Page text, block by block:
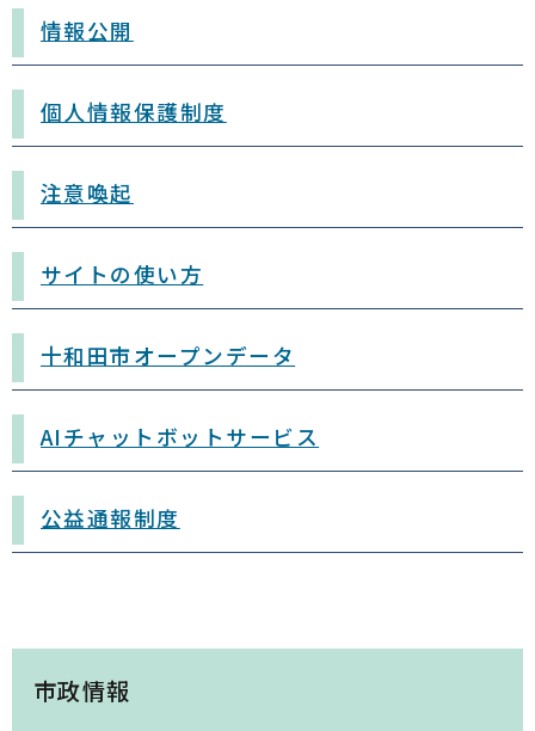
情報公開
個人情報保護制度
注意喚起
サイトの使い方
十和田市オープンデータ
AIチャットボットサービス
公益通報制度
市政情報